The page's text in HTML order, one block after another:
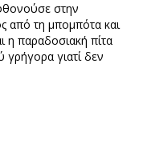
στην
από τη μπομπότα και
η παραδοσιακή πίτα
γιατί δεν